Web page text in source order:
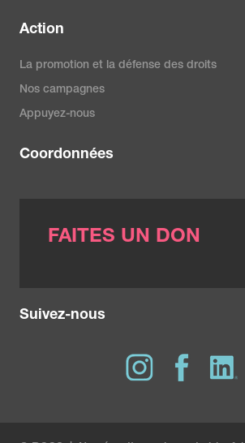
Action
La promotion et la défense des droits
Nos campagnes
Appuyez-nous
Coordonnées
FAITES UN DON
Suivez-nous